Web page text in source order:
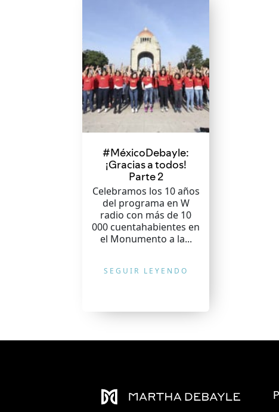
#MéxicoDebayle:
¡Gracias a todos!
Parte 2
Celebramos los 10 años
del programa en W
radio con más de 10
000 cuentahabientes en
el Monumento a la...
SEGUIR LEYENDO